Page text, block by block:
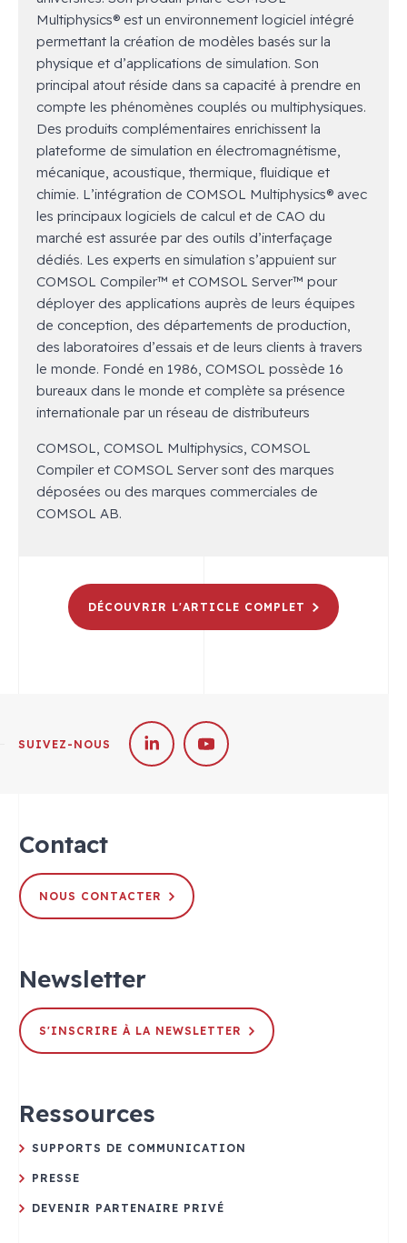
Multiphysics® est un environnement logiciel intégré
permettant la création de modèles basés sur la
physique et d’applications de simulation. Son
principal atout réside dans sa capacité à prendre en
compte les phénomènes couplés ou multiphysiques.
Des produits complémentaires enrichissent la
plateforme de simulation en électromagnétisme,
mécanique, acoustique, thermique, fluidique et
chimie. L’intégration de COMSOL Multiphysics® avec
les principaux logiciels de calcul et de CAO du
marché est assurée par des outils d’interfaçage
dédiés. Les experts en simulation s’appuient sur
COMSOL Compiler™ et COMSOL Server™ pour
déployer des applications auprès de leurs équipes
de conception, des départements de production,
des laboratoires d’essais et de leurs clients à travers
le monde. Fondé en 1986, COMSOL possède 16
bureaux dans le monde et complète sa présence
internationale par un réseau de distributeurs
COMSOL, COMSOL Multiphysics, COMSOL
Compiler et COMSOL Server sont des marques
déposées ou des marques commerciales de
COMSOL AB.
DÉCOUVRIR L'ARTICLE COMPLET
SUIVEZ-NOUS
Contact
NOUS CONTACTER
Newsletter
S'INSCRIRE À LA NEWSLETTER
Ressources
SUPPORTS DE COMMUNICATION
PRESSE
DEVENIR PARTENAIRE PRIVÉ